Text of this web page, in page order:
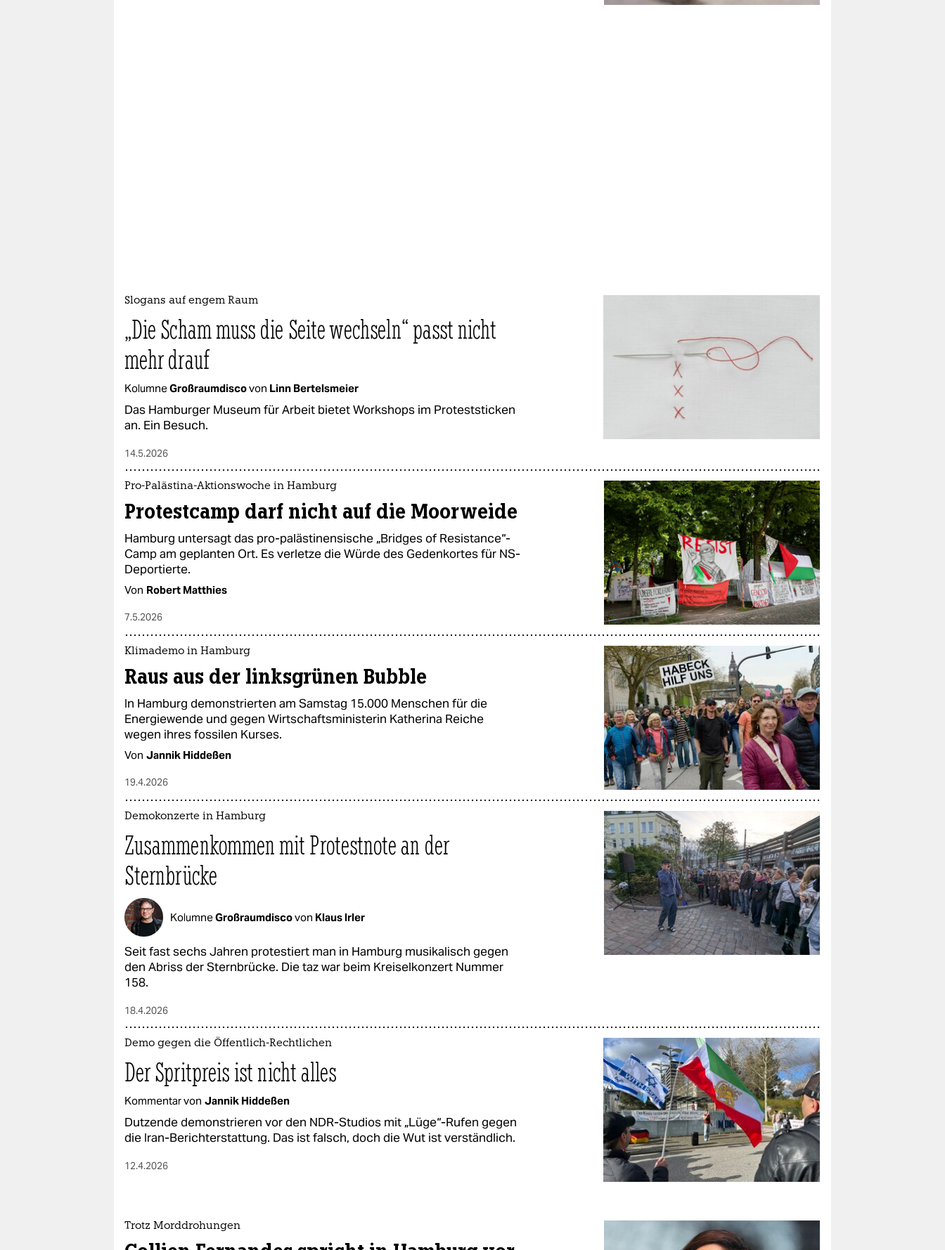
Slogans auf engem Raum
„Die Scham muss die Seite wechseln“ passt nicht
mehr drauf
KolumneGroßraumdiscovon Linn Bertelsmeier
Das Hamburger Museum für Arbeit bietet Workshops im Proteststicken
an. Ein Besuch.
14.5.2026
Pro-Palästina-Aktionswoche in Hamburg
Protestcamp darf nicht auf die Moorweide
Hamburg untersagt das pro-palästinensische „Bridges of Resistance“-
Camp am geplanten Ort. Es verletze die Würde des Gedenkortes für NS-
Deportierte.
Von Robert Matthies
7.5.2026
Klimademo in Hamburg
Raus aus der linksgrünen Bubble
In Hamburg demonstrierten am Samstag 15.000 Menschen für die
Energiewende und gegen Wirtschaftsministerin Katherina Reiche
wegen ihres fossilen Kurses.
Von Jannik Hiddeßen
19.4.2026
Demokonzerte in Hamburg
Zusammenkommen mit Protestnote an der
Sternbrücke
KolumneGroßraumdiscovon Klaus Irler
Seit fast sechs Jahren protestiert man in Hamburg musikalisch gegen
den Abriss der Sternbrücke. Die taz war beim Kreiselkonzert Nummer
158.
18.4.2026
Demo gegen die Öffentlich-Rechtlichen
Der Spritpreis ist nicht alles
Kommentar von Jannik Hiddeßen
Dutzende demonstrieren vor den NDR-Studios mit „Lüge“-Rufen gegen
die Iran-Berichterstattung. Das ist falsch, doch die Wut ist verständlich.
12.4.2026
Trotz Morddrohungen